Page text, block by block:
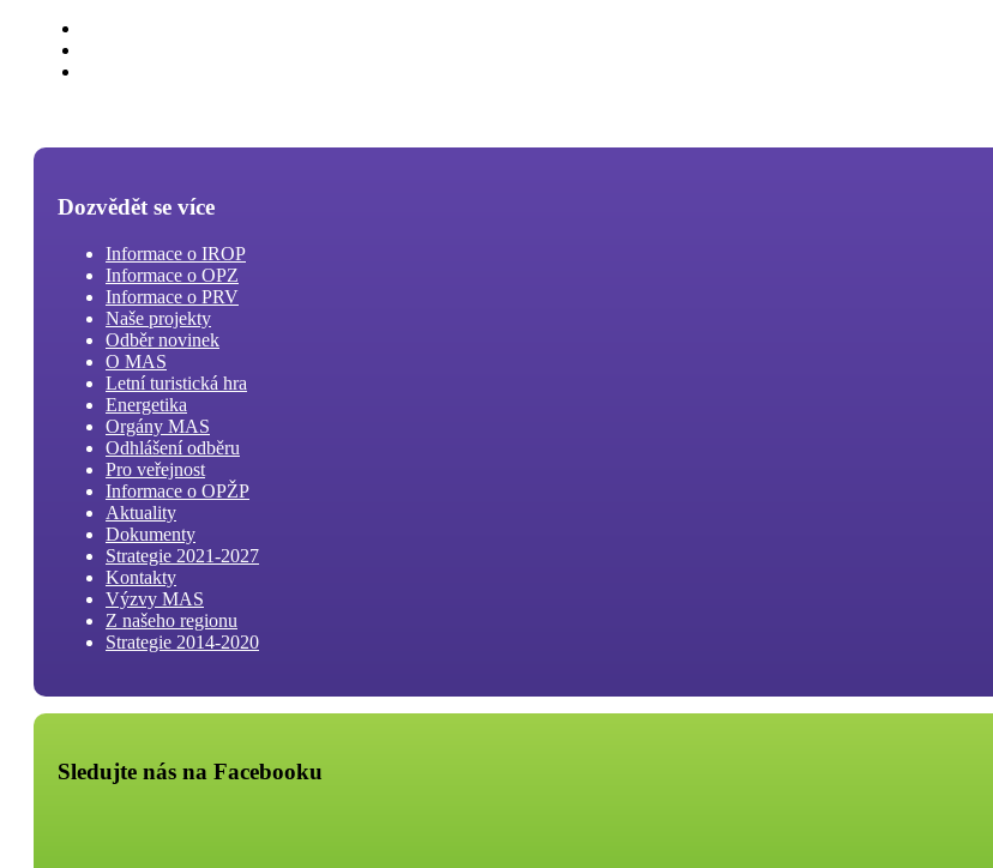
Dozvědět se více
Informace o IROP
Informace o OPZ
Informace o PRV
Naše projekty
Odběr novinek
O MAS
Letní turistická hra
Energetika
Orgány MAS
Odhlášení odběru
Pro veřejnost
Informace o OPŽP
Aktuality
Dokumenty
Strategie 2021-2027
Kontakty
Výzvy MAS
Z našeho regionu
Strategie 2014-2020
Sledujte nás na Facebooku